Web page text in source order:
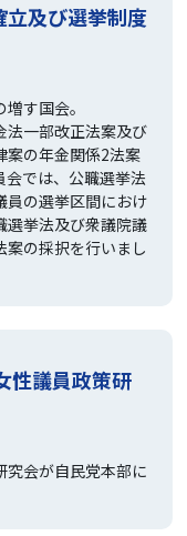
及び選挙制度
す国会。
法一部改正法案及び
案の年金関係2法案
会では、公職選挙法
員の選挙区間におけ
選挙法及び衆議院議
案の採択を行いまし
性議員政策研
究会が自民党本部に